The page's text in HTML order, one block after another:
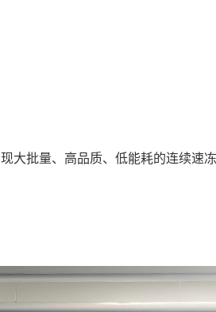
大批量、高品质、低能耗的连续速